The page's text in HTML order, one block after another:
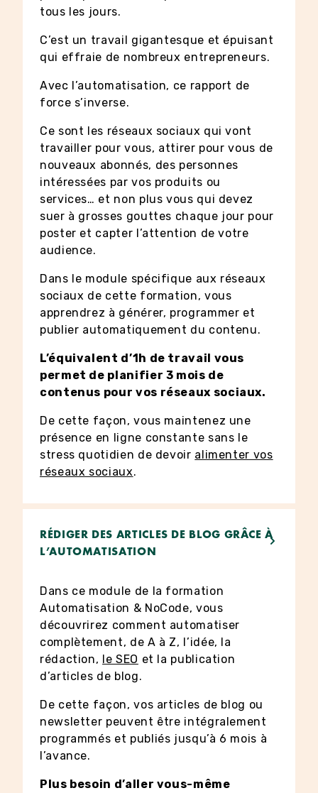
tous les jours.
C’est un travail gigantesque et épuisant
qui effraie de nombreux entrepreneurs.
Avec l’automatisation, ce rapport de
force s’inverse.
Ce sont les réseaux sociaux qui vont
travailler pour vous, attirer pour vous de
nouveaux abonnés, des personnes
intéressées par vos produits ou
services… et non plus vous qui devez
suer à grosses gouttes chaque jour pour
poster et capter l’attention de votre
audience.
Dans le module spécifique aux réseaux
sociaux de cette formation, vous
apprendrez à générer, programmer et
publier automatiquement du contenu.
L’équivalent d’1h de travail vous
permet de planifier 3 mois de
contenus pour vos réseaux sociaux.
De cette façon, vous maintenez une
présence en ligne constante sans le
stress quotidien de devoir alimenter vos
réseaux sociaux.
RÉDIGER DES ARTICLES DE BLOG GRÂCE À
L’AUTOMATISATION
Dans ce module de la formation
Automatisation & NoCode, vous
découvrirez comment automatiser
complètement, de A à Z, l’idée, la
rédaction, le SEO et la publication
d’articles de blog.
De cette façon, vos articles de blog ou
newsletter peuvent être intégralement
programmés et publiés jusqu’à 6 mois à
l’avance.
Plus besoin d’aller vous-même